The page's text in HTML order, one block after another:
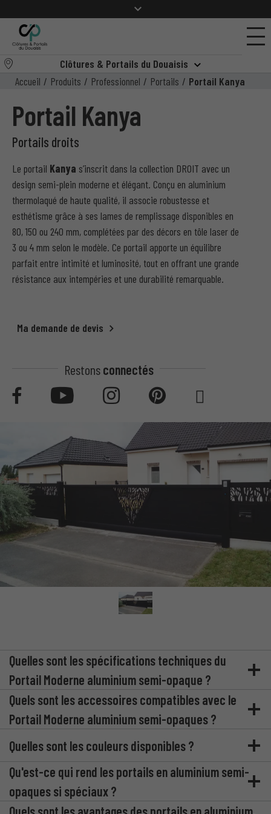
Clôtures & Portails du Douaisis
Accueil / Produits / Professionnel / Portails / Portail Kanya
Portail Kanya
Portails droits
Le portail Kanya s’inscrit dans la collection DROIT avec un
design semi-plein moderne et élégant. Conçu en aluminium
thermolaqué de haute qualité, il associe robustesse et
esthétisme grâce à ses lames de remplissage disponibles en
80, 150 ou 240 mm, complétées par des décors en tôle laser de
3 ou 4 mm selon le modèle. Ce portail apporte un équilibre
parfait entre intimité et luminosité, tout en offrant une grande
résistance aux intempéries et une durabilité remarquable.
Ma demande de devis
Restonsconnectés
Quelles sont les spécifications techniques du
Portail Moderne aluminium semi-opaque ?
Quels sont les accessoires compatibles avec le
Portail Moderne aluminium semi-opaques ?
Quelles sont les couleurs disponibles ?
Qu'est-ce qui rend les portails en aluminium semi-
opaques si spéciaux ?